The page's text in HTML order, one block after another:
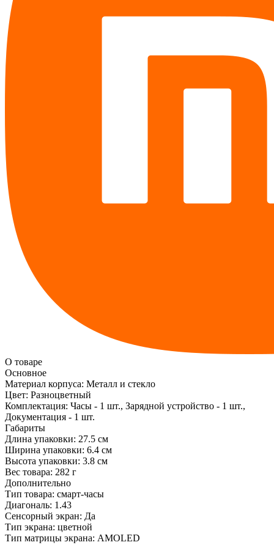
О товаре
Основное
Материал корпуса: Металл и стекло
Цвет: Разноцветный
Комплектация: Часы - 1 шт., Зарядной устройство - 1 шт.,
Документация - 1 шт.
Габариты
Длина упаковки: 27.5 см
Ширина упаковки: 6.4 см
Высота упаковки: 3.8 см
Вес товара: 282 г
Дополнительно
Тип товара: смарт-часы
Диагональ: 1.43
Сенсорный экран: Да
Тип экрана: цветной
Тип матрицы экрана: AMOLED